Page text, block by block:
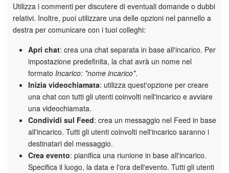
Utilizza i commenti per discutere di eventuali domande o dubbi
relativi. Inoltre, puoi utilizzare una delle opzioni nel pannello a
destra per comunicare con i tuoi colleghi:
Apri chat: crea una chat separata in base all'incarico. Per
impostazione predefinita, la chat avrà un nome nel
formato Incarico: *nome incarico*.
Inizia videochiamata: utilizza quest'opzione per creare
una chat con tutti gli utenti coinvolti nell'incarico e avviare
una videochiamata.
Condividi sul Feed: crea un messaggio nel Feed in base
all'incarico. Tutti gli utenti coinvolti nell'incarico saranno i
destinatari del messaggio.
Crea evento: pianifica una riunione in base all'incarico.
Specifica il luogo, la data e l'ora dell'evento. Tutti gli utenti